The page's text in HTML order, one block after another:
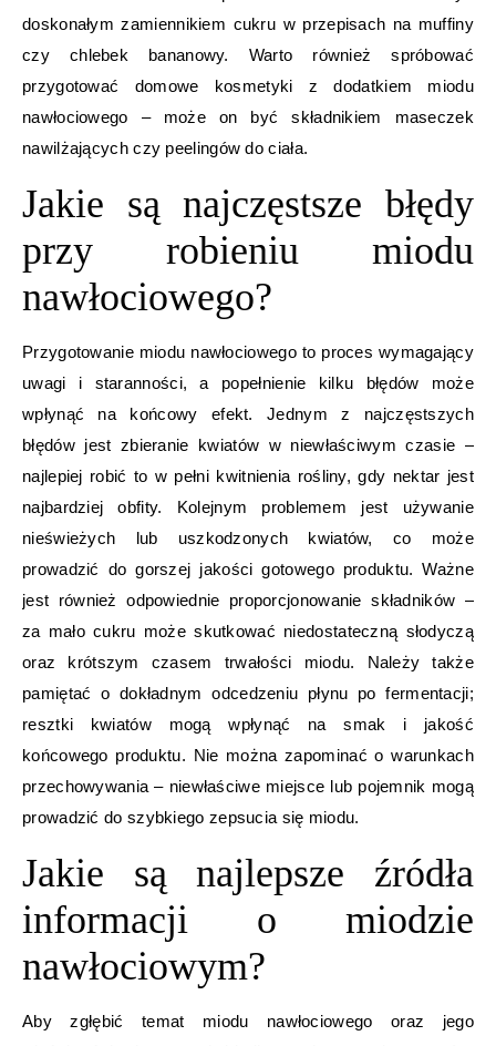
doskonałym zamiennikiem cukru w przepisach na muffiny
czy chlebek bananowy. Warto również spróbować
przygotować domowe kosmetyki z dodatkiem miodu
nawłociowego – może on być składnikiem maseczek
nawilżających czy peelingów do ciała.
Jakie są najczęstsze błędy
przy robieniu miodu
nawłociowego?
Przygotowanie miodu nawłociowego to proces wymagający
uwagi i staranności, a popełnienie kilku błędów może
wpłynąć na końcowy efekt. Jednym z najczęstszych
błędów jest zbieranie kwiatów w niewłaściwym czasie –
najlepiej robić to w pełni kwitnienia rośliny, gdy nektar jest
najbardziej obfity. Kolejnym problemem jest używanie
nieświeżych lub uszkodzonych kwiatów, co może
prowadzić do gorszej jakości gotowego produktu. Ważne
jest również odpowiednie proporcjonowanie składników –
za mało cukru może skutkować niedostateczną słodyczą
oraz krótszym czasem trwałości miodu. Należy także
pamiętać o dokładnym odcedzeniu płynu po fermentacji;
resztki kwiatów mogą wpłynąć na smak i jakość
końcowego produktu. Nie można zapominać o warunkach
przechowywania – niewłaściwe miejsce lub pojemnik mogą
prowadzić do szybkiego zepsucia się miodu.
Jakie są najlepsze źródła
informacji o miodzie
nawłociowym?
Aby zgłębić temat miodu nawłociowego oraz jego